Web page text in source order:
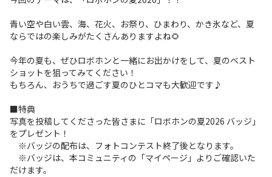
青い空や白い雲、海、花火、お祭り、ひまわり、かき氷など、夏
ならではの楽しみがたくさんありますよね🌻
今年の夏も、ぜひロボホンと一緒にお出かけをして、夏のベスト
ショットを狙ってみてください！
もちろん、おうちで過ごす夏のひとコマも大歓迎です♪
■特典
写真を投稿してくださった皆さまに「ロボホンの夏2026 バッジ」
をプレゼント！
※バッジの配布は、フォトコンテスト終了後となります。
※バッジは、本コミュニティの「マイページ」よりご確認いた
だけます。